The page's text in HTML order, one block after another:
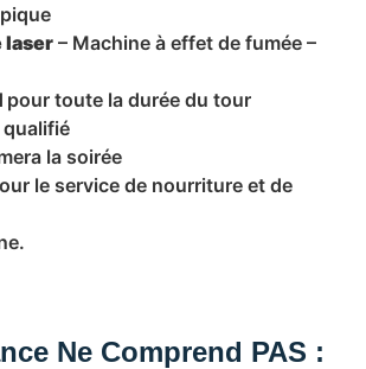
laser – Machine à effet de fumée –
pour toute la durée du tour
la soirée
le service de nourriture et de
Ne Comprend PAS :